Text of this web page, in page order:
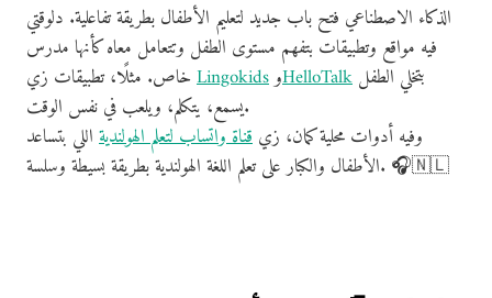
الذكاء الاصطناعي فتح باب جديد لتعليم الأطفال بطريقة تفاعلية. دلوقتي
فيه مواقع وتطبيقات بتفهم مستوى الطفل وتتعامل معاه كأنها مدرس
LingokidsوHelloTalk
يسمع، يتكلم، ويلعب في نفس الوقت.
وفيه أدوات محلية كمان، زي قناة واتساب لتعلم الهولندية اللي بتساعد
الأطفال والكبار على تعلم اللغة الهولندية بطريقة بسيطة وسلسة. 🎧🇳🇱